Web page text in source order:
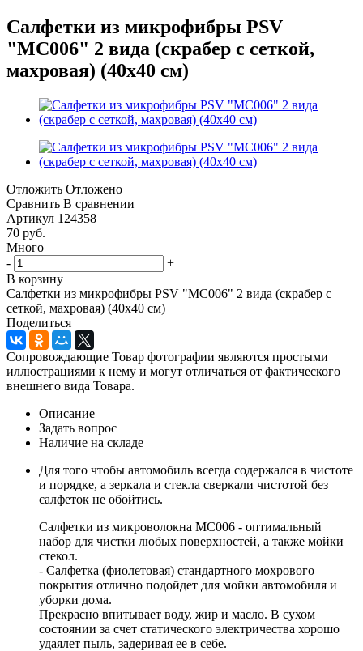
Салфетки из микрофибры PSV
"МС006" 2 вида (скрабер с сеткой,
махровая) (40x40 см)
Отложить Отложено
Сравнить В сравнении
Артикул 124358
70 руб.
Много
-
+
В корзину
Салфетки из микрофибры PSV "МС006" 2 вида (скрабер с
сеткой, махровая) (40x40 см)
Поделиться
Сопровождающие Товар фотографии являются простыми
иллюстрациями к нему и могут отличаться от фактического
внешнего вида Товара.
Описание
Задать вопрос
Наличие на складе
Для того чтобы автомобиль всегда содержался в чистоте
и порядке, а зеркала и стекла сверкали чистотой без
салфеток не обойтись.
Салфетки из микроволокна МС006 - оптимальный
набор для чистки любых поверхностей, а также мойки
стекол.
- Салфетка (фиолетовая) стандартного мохрового
покрытия отлично подойдет для мойки автомобиля и
уборки дома.
Прекрасно впитывает воду, жир и масло. В сухом
состоянии за счет статического электричества хорошо
удаялет пыль, задеривая ее в себе.